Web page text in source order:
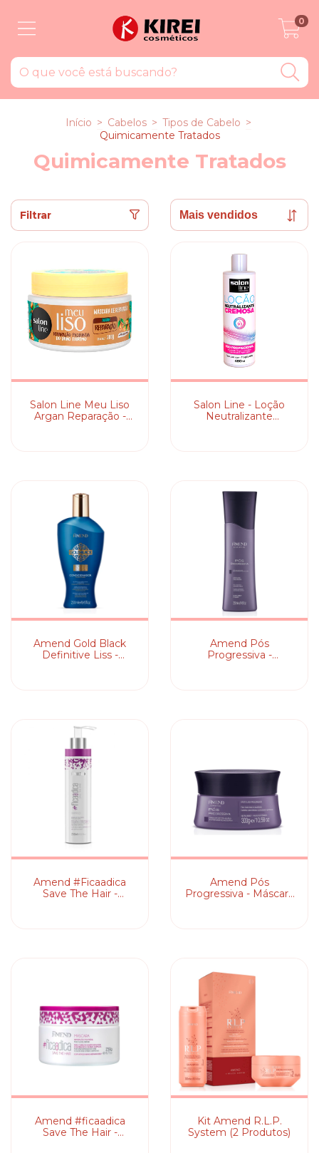
0
Início > Cabelos > Tipos de Cabelo >
Quimicamente Tratados
Quimicamente Tratados
Filtrar
Salon Line Meu Liso
Argan Reparação -
Salon Line - Loção
Neutralizante
Amend Gold Black
Definitive Liss -
Amend Pós
Progressiva -
Amend #Ficaadica
Save The Hair -
Amend Pós
Progressiva - Máscara
Amend #ficaadica
Save The Hair -
Kit Amend R.L.P.
System (2 Produtos)